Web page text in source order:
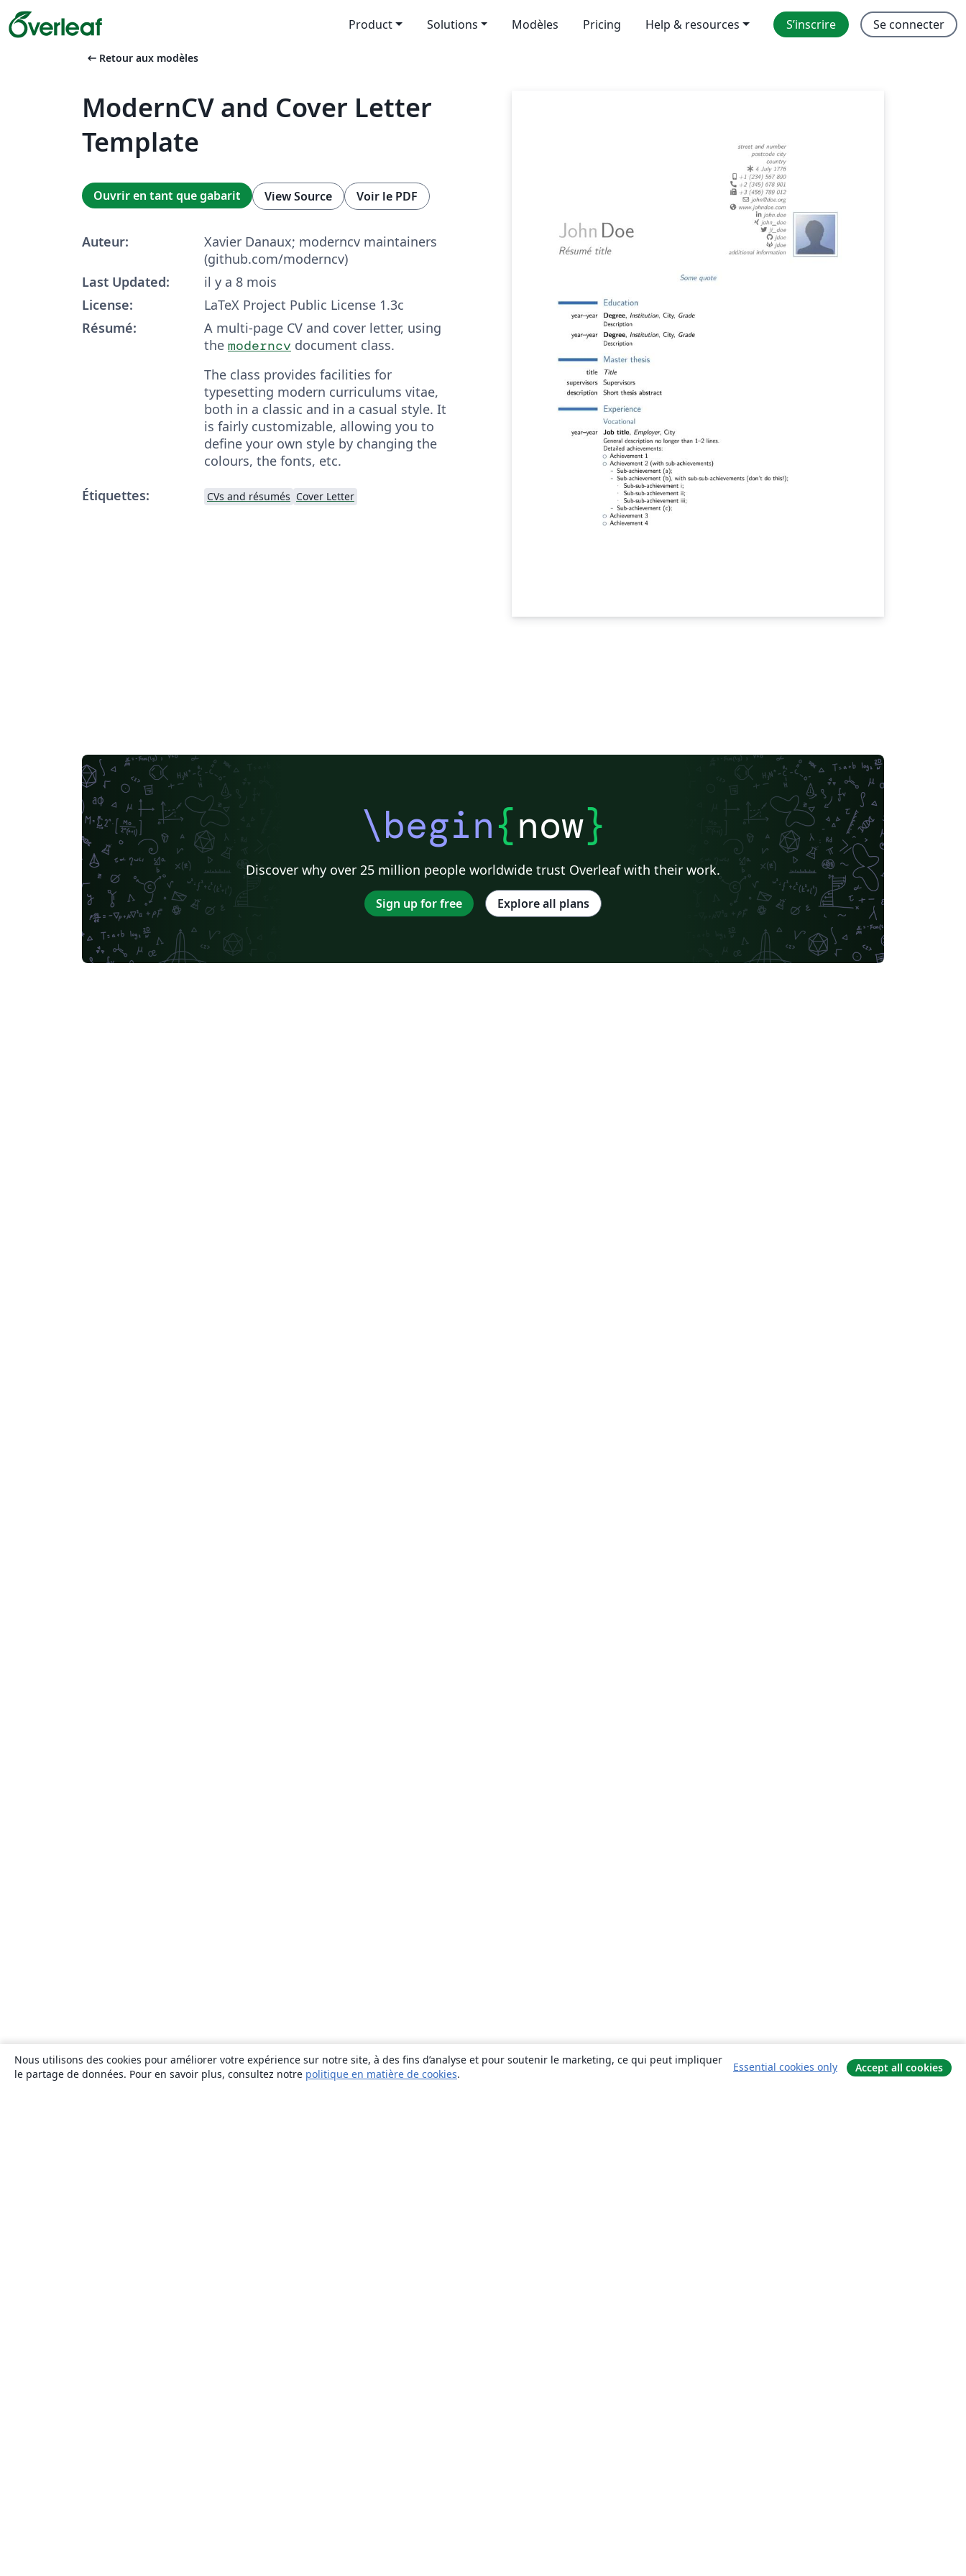
Product Solutions Modèles Pricing Help & resources S’inscrire Se connecter
arrow_left_alt Retour aux modèles
ModernCV and Cover Letter
Template
Ouvrir en tant que gabarit View Source Voir le PDF
Auteur:
Xavier Danaux; moderncv maintainers
(github.com/moderncv)
Last Updated:
il y a 8 mois
License:
LaTeX Project Public License 1.3c
Résumé:
A multi-page CV and cover letter, using
the moderncv document class.
The class provides facilities for
typesetting modern curriculums vitae,
both in a classic and in a casual style. It
is fairly customizable, allowing you to
define your own style by changing the
colours, the fonts, etc.
Étiquettes:
CVs and résumés Cover Letter
\begin{now}
Discover why over 25 million people worldwide trust Overleaf with their work.
Sign up for free Explore all plans
Nous utilisons des cookies pour améliorer votre expérience sur notre site, à des fins d’analyse et pour soutenir le marketing, ce qui peut impliquer
le partage de données. Pour en savoir plus, consultez notre politique en matière de cookies.
Essential cookies only Accept all cookies